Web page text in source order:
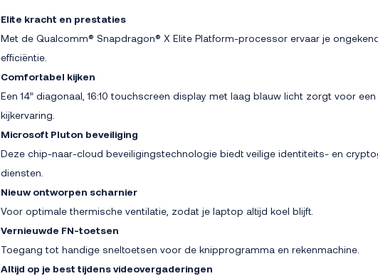
Elite kracht en prestaties
Met de Qualcomm® Snapdragon® X Elite Platform-processor ervaar je
efficiëntie.
Comfortabel kijken
Een 14” diagonaal, 16:10 touchscreen display met laag blauw licht zorgt voor
kijkervaring.
Microsoft Pluton beveiliging
Deze chip-naar-cloud beveiligingstechnologie biedt veilige identiteits- en
diensten.
Nieuw ontworpen scharnier
Voor optimale thermische ventilatie, zodat je laptop altijd koel blijft.
Vernieuwde FN-toetsen
Toegang tot handige sneltoetsen voor de knipprogramma en rekenmachine.
Altijd op je best tijdens videovergaderingen